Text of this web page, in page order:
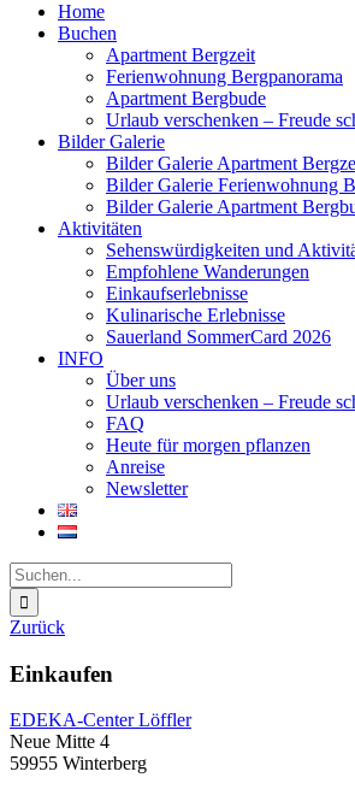
Home
Buchen
Apartment Bergzeit
Ferienwohnung Bergpanorama
Apartment Bergbude
Urlaub verschenken – Freude
Bilder Galerie
Bilder Galerie Apartment
Bilder Galerie Ferienwohnung
Bilder Galerie Apartment
Aktivitäten
Sehenswürdigkeiten und
Empfohlene Wanderungen
Einkaufserlebnisse
Kulinarische Erlebnisse
Sauerland SommerCard 2026
INFO
Über uns
Urlaub verschenken – Freude
FAQ
Heute für morgen pflanzen
Anreise
Newsletter
Suche
nach:
Zurück
Einkaufen
EDEKA-Center Löffler
Neue Mitte 4
59955 Winterberg